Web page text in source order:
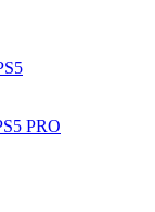
PRO